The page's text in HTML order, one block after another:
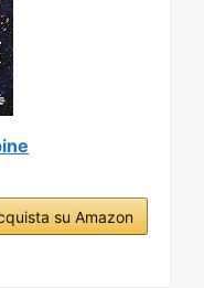
su Amazon